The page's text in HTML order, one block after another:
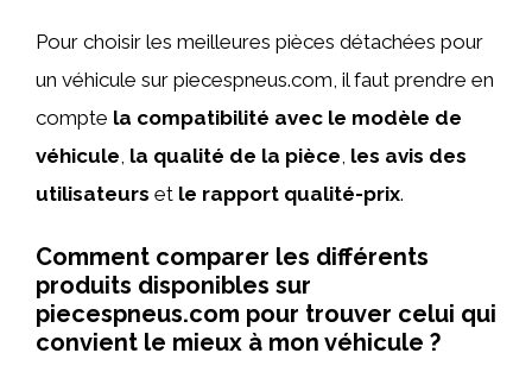
Pour choisir les meilleures pièces détachées pour
un véhicule sur piecespneus.com, il faut prendre en
compte la compatibilité avec le modèle de
véhicule la qualité de la pièce les avis des
utilisateurs et le rapport qualité-prix.
Comment comparer les différents
produits disponibles sur
piecespneus.com pour trouver celui qui
convient le mieux à mon véhicule ?